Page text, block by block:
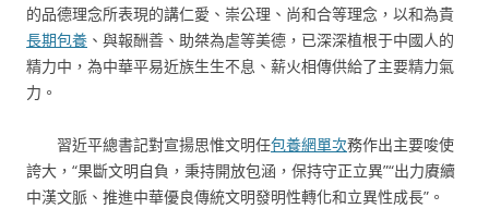
的品德理念所表現的講仁愛、崇公理、尚和合等理念，以和為貴
長期包養 、與報酬善、助桀為虐等美德，已深深植根于中國人的
精力中，為中華平易近族生生不息、薪火相傳供給了主要精力氣
力。
習近平總書記對宣揚思惟文明任包養網單次務作出主要唆使
誇大，“果斷文明自負，秉持開放包涵，保持守正立異”“出力賡續
中漢文脈、推進中華優良傳統文明發明性轉化和立異性成長”。